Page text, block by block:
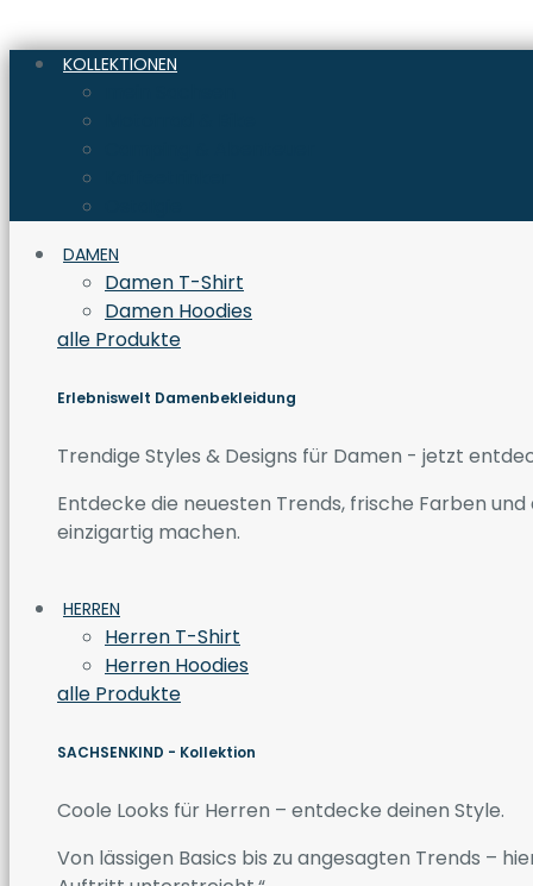
KOLLEKTIONEN
DAMEN
Damen T-Shirt
Damen Hoodies
alle Produkte
Erlebniswelt Damenbekleidung
Trendige Styles & Designs für Damen - jetzt
Entdecke die neuesten Trends, frische Farben
einzigartig machen.
HERREN
Herren T-Shirt
Herren Hoodies
alle Produkte
SACHSENKIND - Kollektion
Coole Looks für Herren – entdecke deinen Style.
Von lässigen Basics bis zu angesagten Trends –